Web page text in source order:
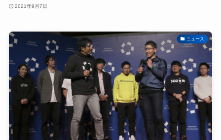
2021年9月7日
ニュース